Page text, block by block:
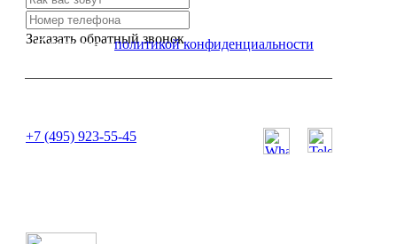
Заказать обратный звонок
Я согласен сполитикой конфиденциальности
+7 (495) 923-55-45